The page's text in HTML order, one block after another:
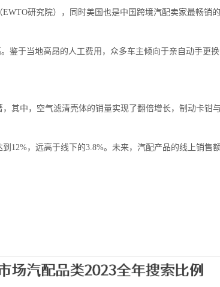
研究院），同时美国也是中国跨境汽配卖家最畅销的
鉴于当地高昂的人工费用，众多车主倾向于亲自动手更
其中，空气滤清壳体的销量实现了翻倍增长，制动卡钳
，远高于线下的3.8%。未来，汽配产品的线上销售